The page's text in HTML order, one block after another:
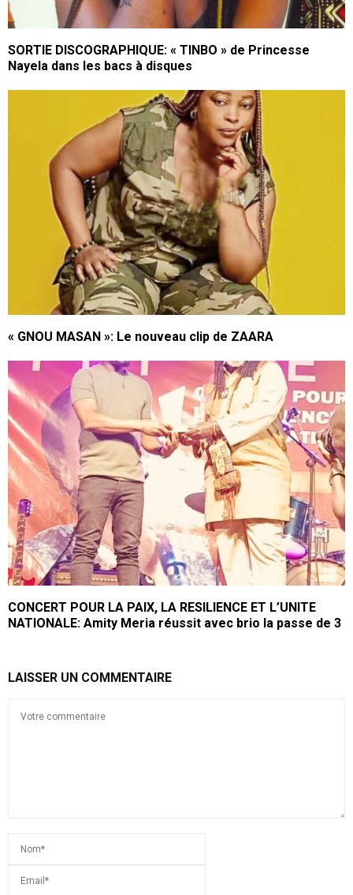
SORTIE DISCOGRAPHIQUE: « TINBO » de Princesse
Nayela dans les bacs à disques
« GNOU MASAN »: Le nouveau clip de ZAARA
CONCERT POUR LA PAIX, LA RESILIENCE ET L’UNITE
NATIONALE: Amity Meria réussit avec brio la passe de 3
LAISSER UN COMMENTAIRE